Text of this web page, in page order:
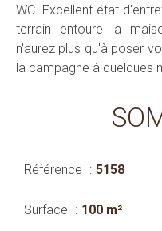
WC. Excellent état
terrain entoure la
n'aurez plus qu'à poser
la campagne à quelques
Référence 5158
Surface 100 m²